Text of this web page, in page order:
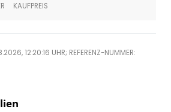
KAUFPREIS
12:20:16 UHR; REFERENZ-NUMMER: